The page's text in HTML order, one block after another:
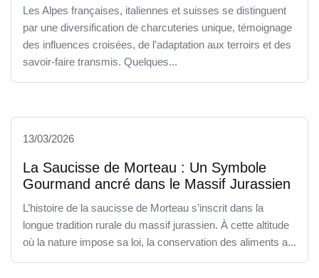
Les Alpes françaises, italiennes et suisses se distinguent
par une diversification de charcuteries unique, témoignage
des influences croisées, de l'adaptation aux terroirs et des
savoir-faire transmis. Quelques...
13/03/2026
La Saucisse de Morteau : Un Symbole
Gourmand ancré dans le Massif Jurassien
L’histoire de la saucisse de Morteau s’inscrit dans la
longue tradition rurale du massif jurassien. À cette altitude
où la nature impose sa loi, la conservation des aliments a...